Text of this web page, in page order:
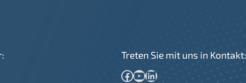
Treten Sie mit uns in Kontakt:
Facebook YouTube LinkedIn